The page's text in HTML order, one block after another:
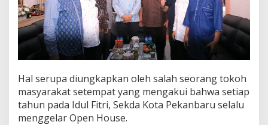
Hal serupa diungkapkan oleh salah seorang tokoh
masyarakat setempat yang mengakui bahwa setiap
tahun pada Idul Fitri, Sekda Kota Pekanbaru selalu
menggelar Open House.